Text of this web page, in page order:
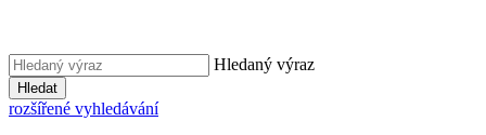
Hledaný výraz
Hledat
rozšířené vyhledávání